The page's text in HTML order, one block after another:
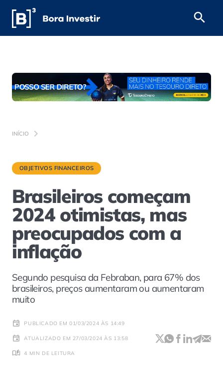
INÍCIO
OBJETIVOS FINANCEIROS
Brasileiros começam
2024 otimistas, mas
preocupados com a
inflação
Segundo pesquisa da Febraban, para 67% dos
brasileiros, preços aumentaram ou aumentaram
muito
PUBLICADO EM 01/03/2024 ÀS 14:49
ATUALIZADO EM 27/03/2024 ÀS 13:58
4 MIN DE LEITURA